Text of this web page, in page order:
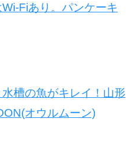
Fiあり。パンケーキ
槽の魚がキレイ！山形
オウルムーン)